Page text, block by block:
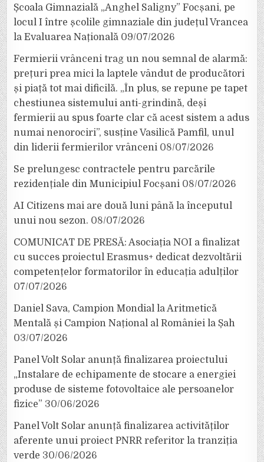
Școala Gimnazială „Anghel Saligny” Focșani, pe
locul I între școlile gimnaziale din județul Vrancea
la Evaluarea Națională 09/07/2026
Fermierii vrânceni trag un nou semnal de alarmă:
prețuri prea mici la laptele vândut de producători
și piață tot mai dificilă. „În plus, se repune pe tapet
chestiunea sistemului anti-grindină, deși
fermierii au spus foarte clar că acest sistem a adus
numai nenorociri”, susține Vasilică Pamfil, unul
din liderii fermierilor vrânceni 08/07/2026
Se prelungesc contractele pentru parcările
rezidențiale din Municipiul Focșani 08/07/2026
AI Citizens mai are două luni până la începutul
unui nou sezon. 08/07/2026
COMUNICAT DE PRESĂ: Asociația NOI a finalizat
cu succes proiectul Erasmus+ dedicat dezvoltării
competențelor formatorilor în educația adulților
07/07/2026
Daniel Sava, Campion Mondial la Aritmetică
Mentală și Campion Național al României la Șah
03/07/2026
Panel Volt Solar anunță finalizarea proiectului
„Instalare de echipamente de stocare a energiei
produse de sisteme fotovoltaice ale persoanelor
fizice” 30/06/2026
Panel Volt Solar anunță finalizarea activităților
aferente unui proiect PNRR referitor la tranziția
verde 30/06/2026